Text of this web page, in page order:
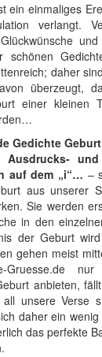
ein einmaliges
verlangt.
schönen
daher
überzeugt,
einer kleinen
Gedichte
Ausdrucks-
auf dem „i“… –
aus unserer
Sie werden
in den
der Geburt
gehen meist
Gruesse.de nur
anbieten,
unsere Verse
daher ein
das perfekte